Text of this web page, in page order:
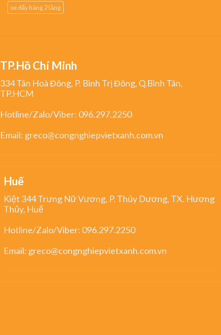
xe đẩy hàng 2 tầng
TP.Hồ Chí Minh
334 Tân Hoà Đông, P. Bình Trị Đông, Q.Bình Tân,
TP.HCM
Hotline/Zalo/Viber: 096.297.2250
Email: greco@congnghiepvietxanh.com.vn
Huế
Kiệt 344 Trưng Nữ Vương, P. Thủy Dương, TX. Hương
Thủy, Huế
Hotline/Zalo/Viber: 096.297.2250
Email: greco@congnghiepvietxanh.com.vn